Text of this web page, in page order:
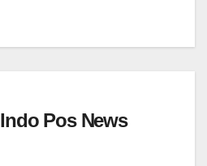
Indo Pos News